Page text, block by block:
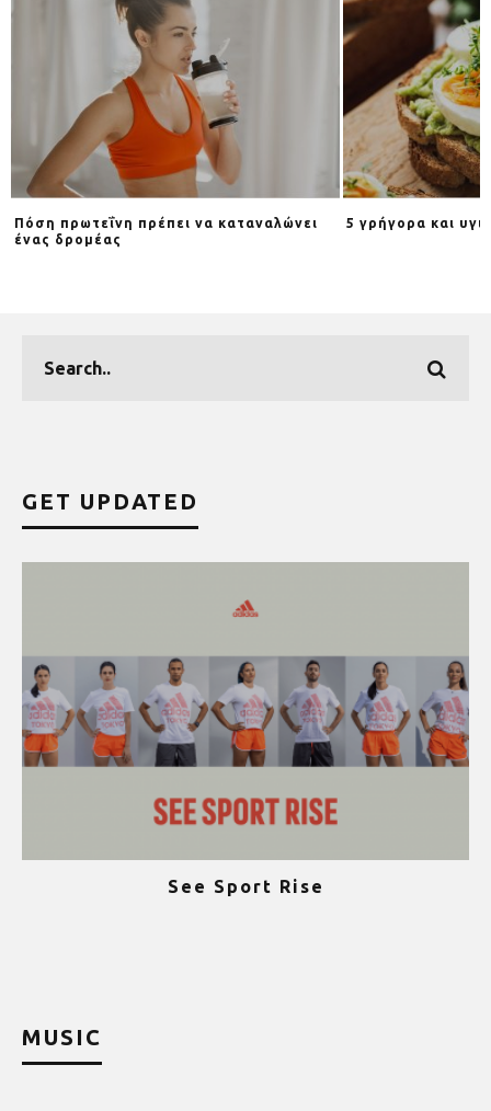
Πόση πρωτεΐνη πρέπει να καταναλώνει
ένας δρομέας
5 γρήγορα και
GET UPDATED
See Sport Rise
MUSIC